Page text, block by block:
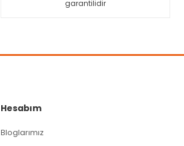
garantilidir
Hesabım
Bloglarımız